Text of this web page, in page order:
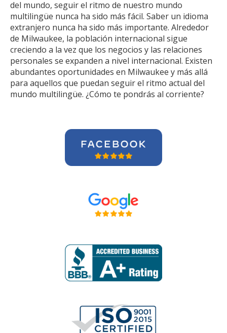
del mundo, seguir el ritmo de nuestro mundo
multilingüe nunca ha sido más fácil. Saber un idioma
extranjero nunca ha sido más importante. Alrededor
de Milwaukee, la población internacional sigue
creciendo a la vez que los negocios y las relaciones
personales se expanden a nivel internacional. Existen
abundantes oportunidades en Milwaukee y más allá
para aquellos que puedan seguir el ritmo actual del
mundo multilingüe. ¿Cómo te pondrás al corriente?